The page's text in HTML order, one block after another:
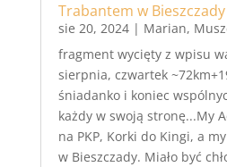
Trabantem w
sie 20, 2024| Marian,
fragment wycięty z wpisu
sierpnia, czwartek
śniadanko i koniec
każdy w swoją stronę...My
na PKP, Korki do Kingi, a
w Bieszczady. Miało być